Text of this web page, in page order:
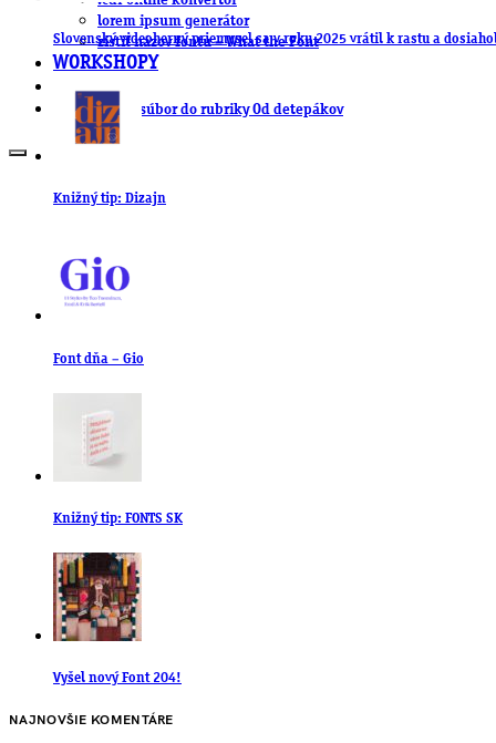
lorem ipsum generátor
zistiť názov fontu – What the Font
WORKSHOPY
BAZÁR
zaslať súbor do rubriky Od detepákov
Slovenský videoherný priemysel sa v roku 2025 vrátil k rastu a
Knižný tip: Dizajn
Font dňa – Gio
Knižný tip: FONTS SK
Vyšel nový Font 204!
NAJNOVŠIE KOMENTÁRE